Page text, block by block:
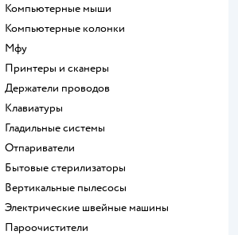
компьютерные мыши
компьютерные колонки
мфу
принтеры и сканеры
держатели проводов
клавиатуры
гладильные системы
отпариватели
бытовые стерилизаторы
вертикальные пылесосы
электрические швейные машины
пароочистители